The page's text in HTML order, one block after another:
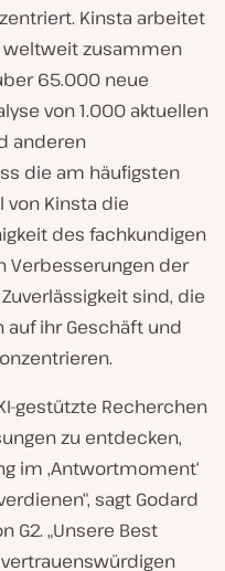
Kinsta arbeitet
zusammen
65.000 neue
von 1.000 aktuellen
anderen
die am häufigsten
von Kinsta die
des fachkundigen
Verbesserungen der
sind, die
ihr Geschäft und
gestützte Recherchen
zu entdecken,
im ‚Antwortmoment‘
sagt Godard
G2. „Unsere Best